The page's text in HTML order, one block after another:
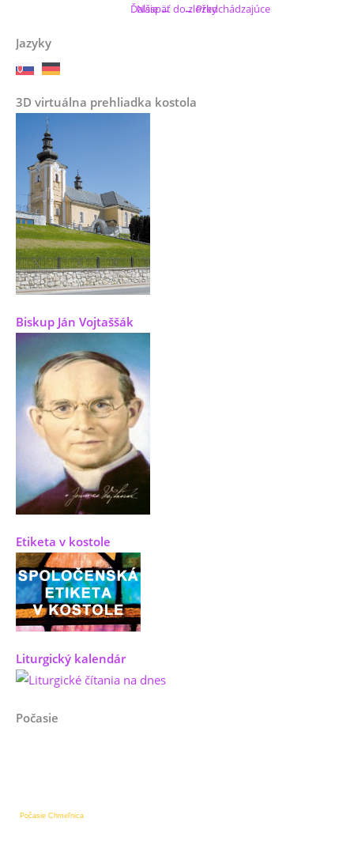
← Predchádzajúce
Ďalšie →
Naspäť do zložky
Jazyky
3D virtuálna prehliadka kostola
Biskup Ján Vojtaššák
Etiketa v kostole
Liturgický kalendár
Počasie
Počasie Chmeľnica